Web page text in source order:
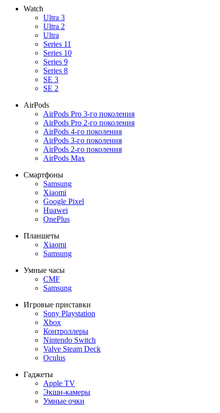
Watch
Ultra 3
Ultra 2
Ultra
Series 11
Series 10
Series 9
Series 8
SE 3
SE 2
AirPods
AirPods Pro 3-го поколения
AirPods Pro 2-го поколения
AirPods 4-го поколения
AirPods 3-го поколения
AirPods 2-го поколения
AirPods Max
Смартфоны
Samsung
Xiaomi
Google Pixel
Huawei
OnePlus
Планшеты
Xiaomi
Samsung
Умные часы
CMF
Samsung
Игровые приставки
Sony Playstation
Xbox
Контроллеры
Nintendo Switch
Valve Steam Deck
Oculus
Гаджеты
Apple TV
Экшн-камеры
Умные очки